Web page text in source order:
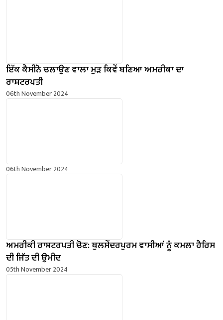
ਇੱਕ ਕੈਸੀਨੋ ਚਲਾਉਣ ਵਾਲਾ ਮੁੜ ਕਿਵੇਂ ਬਣਿਆ ਅਮਰੀਕਾ ਦਾ
ਰਾਸ਼ਟਰਪਤੀ
06th November 2024
06th November 2024
ਅਮਰੀਕੀ ਰਾਸ਼ਟਰਪਤੀ ਚੋਣ: ਥੁਲਸੇਂਦਰਪੁਰਮ ਵਾਸੀਆਂ ਨੂੰ ਕਮਲਾ ਹੈਰਿਸ
ਦੀ ਜਿੱਤ ਦੀ ਉਮੀਦ
05th November 2024